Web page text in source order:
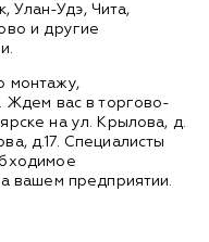
Улан-Удэ, Чита,
и другие
монтажу,
Ждем вас в торгово-
на ул. Крылова, д.
д.17. Специалисты
вашем предприятии.